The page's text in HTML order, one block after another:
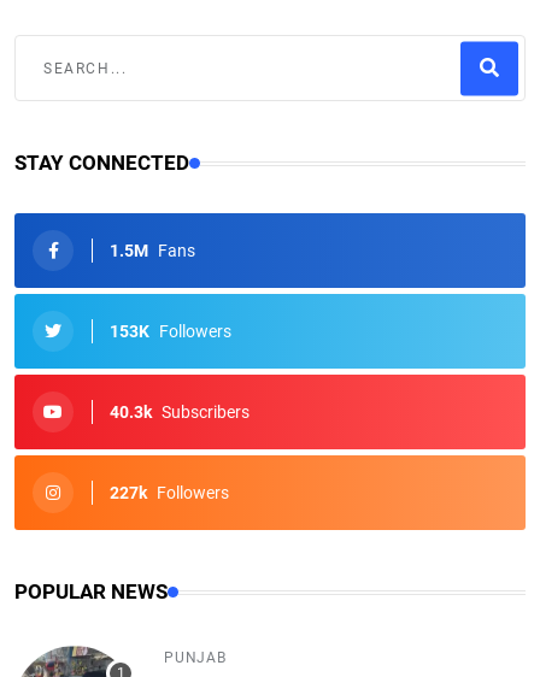
STAY CONNECTED
1.5M Fans
153K Followers
40.3k Subscribers
227k Followers
POPULAR NEWS
PUNJAB